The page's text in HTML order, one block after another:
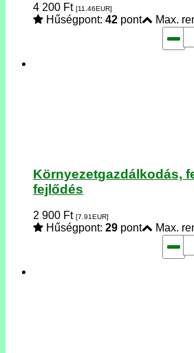
4 200 Ft [11.46EUR]
Hűségpont: 42 pont Max.
Környezetgazdálkodás,
fejlődés
2 900 Ft [7.91EUR]
Hűségpont: 29 pont Max.